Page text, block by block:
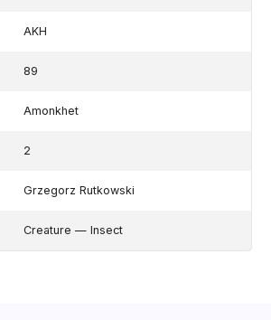
AKH
89
Amonkhet
2
Grzegorz Rutkowski
Creature — Insect